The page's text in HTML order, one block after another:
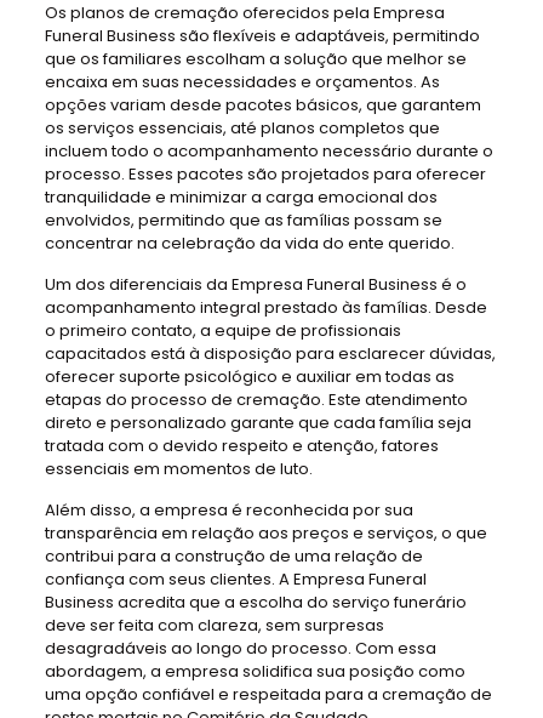
Os planos de cremação oferecidos pela Empresa
Funeral Business são flexíveis e adaptáveis, permitindo
que os familiares escolham a solução que melhor se
encaixa em suas necessidades e orçamentos. As
opções variam desde pacotes básicos, que garantem
os serviços essenciais, até planos completos que
incluem todo o acompanhamento necessário durante o
processo. Esses pacotes são projetados para oferecer
tranquilidade e minimizar a carga emocional dos
envolvidos, permitindo que as famílias possam se
concentrar na celebração da vida do ente querido.
Um dos diferenciais da Empresa Funeral Business é o
acompanhamento integral prestado às famílias. Desde
o primeiro contato, a equipe de profissionais
capacitados está à disposição para esclarecer dúvidas,
oferecer suporte psicológico e auxiliar em todas as
etapas do processo de cremação. Este atendimento
direto e personalizado garante que cada família seja
tratada com o devido respeito e atenção, fatores
essenciais em momentos de luto.
Além disso, a empresa é reconhecida por sua
transparência em relação aos preços e serviços, o que
contribui para a construção de uma relação de
confiança com seus clientes. A Empresa Funeral
Business acredita que a escolha do serviço funerário
deve ser feita com clareza, sem surpresas
desagradáveis ao longo do processo. Com essa
abordagem, a empresa solidifica sua posição como
uma opção confiável e respeitada para a cremação de